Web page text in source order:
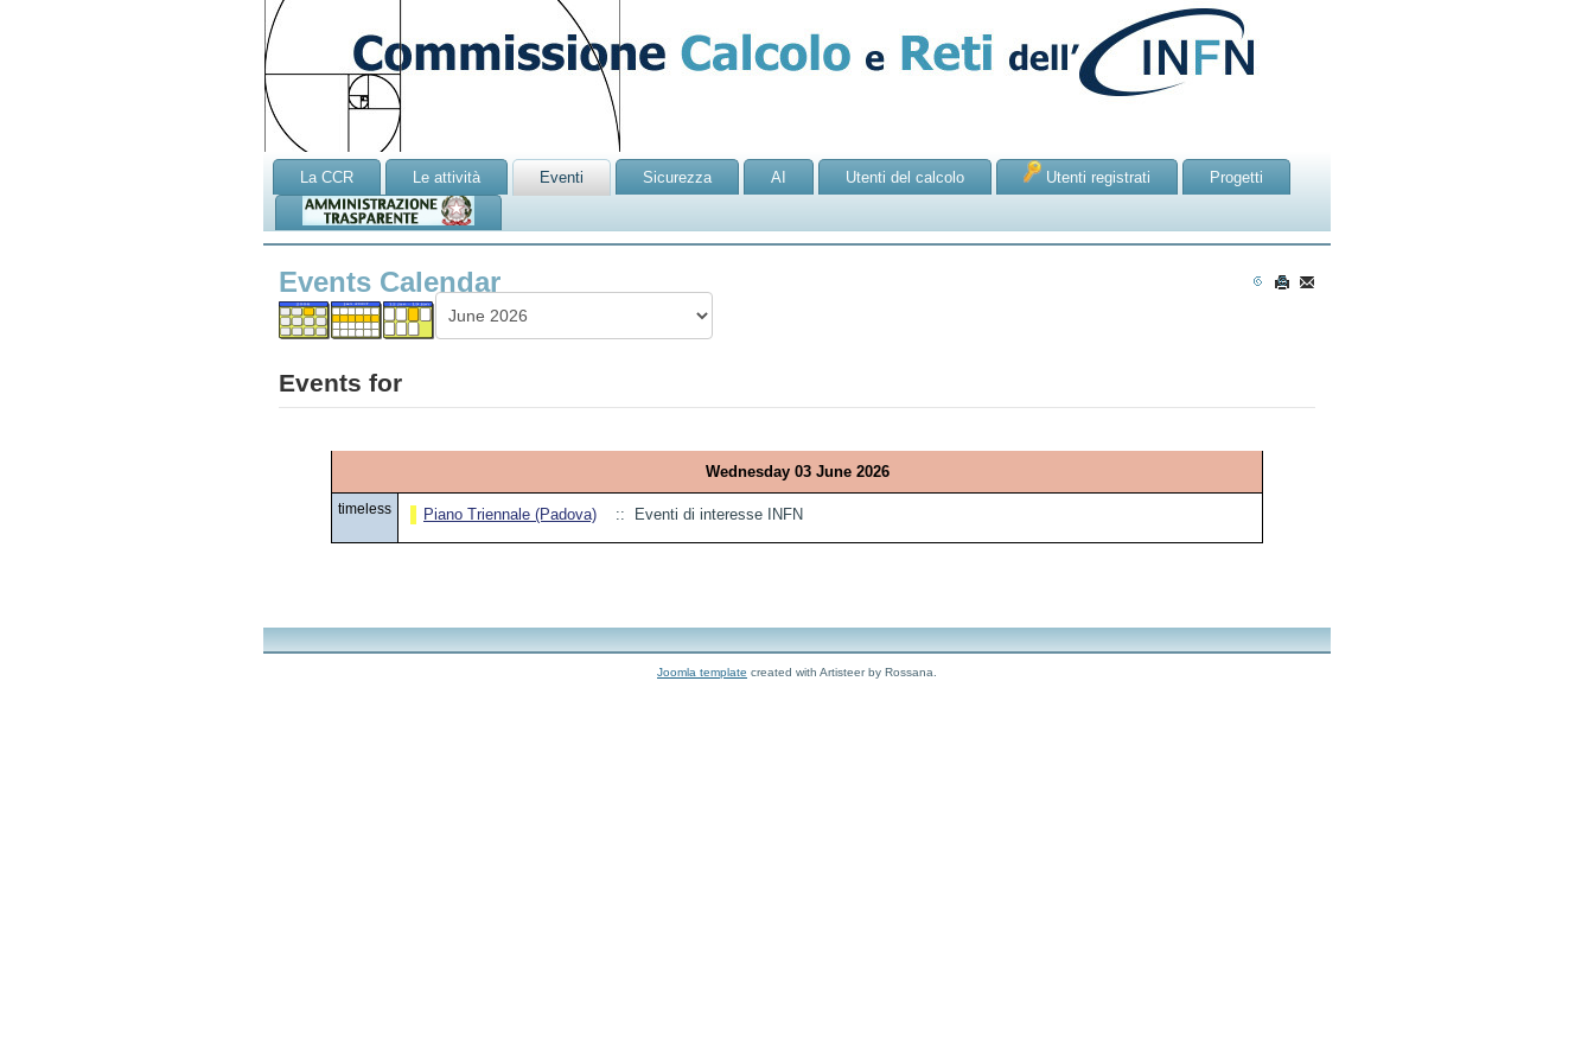
La CCR Le attività Eventi Sicurezza AI Utenti del calcolo Utenti registrati Progetti
Events Calendar
Events for
Wednesday 03 June 2026
timeless Piano Triennale (Padova) :: Eventi di interesse INFN
Joomla template created with Artisteer by Rossana.